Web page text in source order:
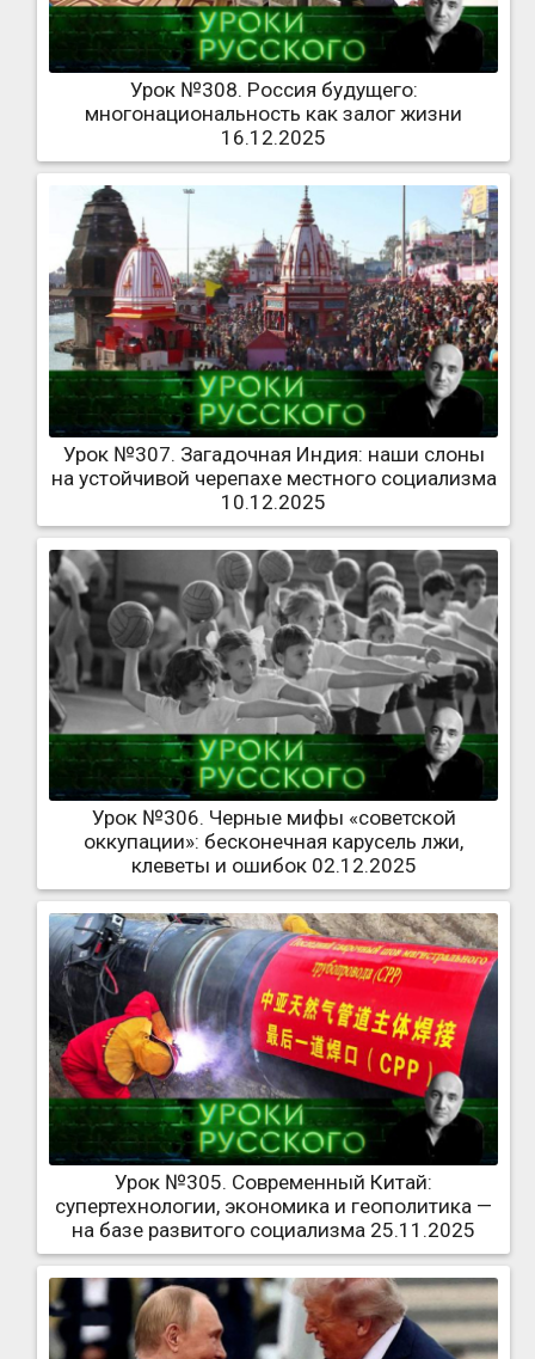
Урок №308. Россия будущего:
многонациональность как залог жизни
16.12.2025
Урок №307. Загадочная Индия: наши слоны
на устойчивой черепахе местного социализма
10.12.2025
Урок №306. Черные мифы «советской
оккупации»: бесконечная карусель лжи,
клеветы и ошибок 02.12.2025
Урок №305. Современный Китай:
супертехнологии, экономика и геополитика —
на базе развитого социализма 25.11.2025